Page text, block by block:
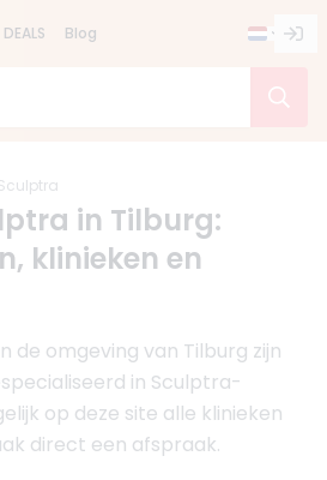
DEALS Blog
in Tilburg:
klinieken en
de omgeving van Tilburg zijn
in Sculptra-
op deze site alle klinieken
direct een afspraak.